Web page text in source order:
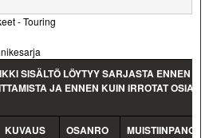
- Touring
SISÄLTÖ LÖYTYY SARJASTA ENNEN
JA ENNEN KUIN IRROTAT OSIA
KUVAUS OSANRO MUISTIINPANOJA